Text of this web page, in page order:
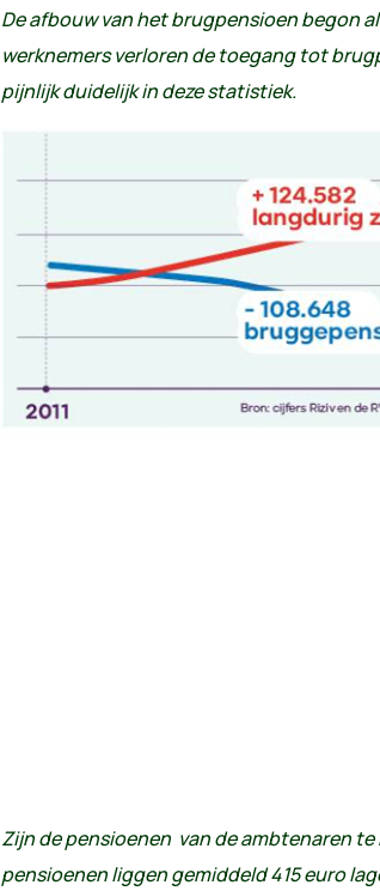
De afbouw van het brugpensioen begon al
werknemers verloren de toegang tot
pijnlijk duidelijk in deze statistiek.
Zijn de pensioenen van de ambtenaren
pensioenen liggen gemiddeld 415 euro